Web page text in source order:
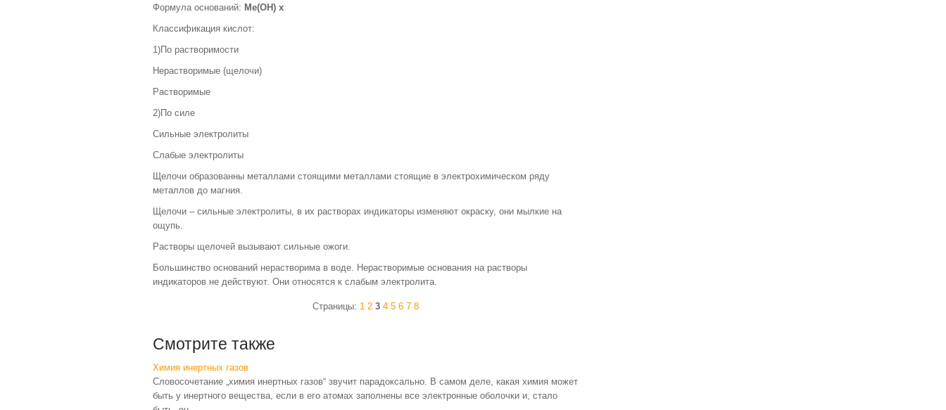
Формула оснований: Ме(OH) х
Классификация кислот:
1)По растворимости
Нерастворимые (щелочи)
Растворимые
2)По силе
Сильные электролиты
Слабые электролиты
Щелочи образованны металлами стоящими металлами стоящие в электрохимическом ряду
металлов до магния.
Щелочи – сильные электролиты, в их растворах индикаторы изменяют окраску, они мылкие на
ощупь.
Растворы щелочей вызывают сильные ожоги.
Большинство оснований нерастворима в воде. Нерастворимые основания на растворы
индикаторов не действуют. Они относятся к слабым электролита.
Страницы: 1 2 3 4 5 6 7 8
Смотрите также
Химия инертных газов
Словосочетание „химия инертных газов“ звучит парадоксально. В самом деле, какая химия может
быть у инертного вещества, если в его атомах заполнены все электронные оболочки и, стало